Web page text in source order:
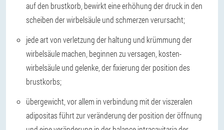
auf den brustkorb, bewirkt eine erhöhung der druck in den
scheiben der wirbelsäule und schmerzen verursacht;
jede art von verletzung der haltung und krümmung der
wirbelsäule machen, beginnen zu versagen, kosten-
wirbelsäule und gelenke, der fixierung der position des
brustkorbs;
übergewicht, vor allem in verbindung mit der viszeralen
adipositas führt zur veränderung der position der öffnung